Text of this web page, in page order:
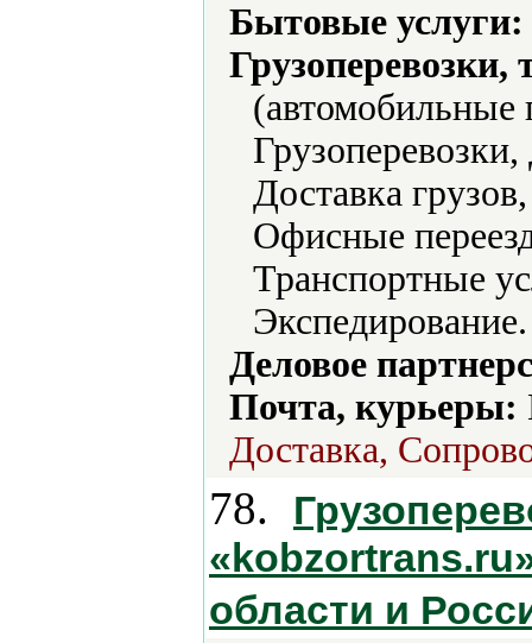
Бытовые услуги:
(автомобильные
Доставка
Офисные
Транспортные
Экспедирование.
Деловое
Почта, курьеры:
Доставка,
78.
области и